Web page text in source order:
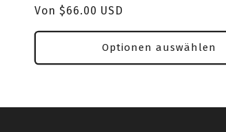
Normaler
Von $66.00 USD
Optionen auswählen